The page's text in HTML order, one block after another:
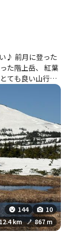
た
た階上岳、 紅葉
ても良い山行で
きる美しい眺
休憩☕️ 雪も
はですが、笹
周りや狭いとこ
進んできている
ですが、樹木の
で、スノーシュ
て下山に着きま
144
10
12.4 km 867 m